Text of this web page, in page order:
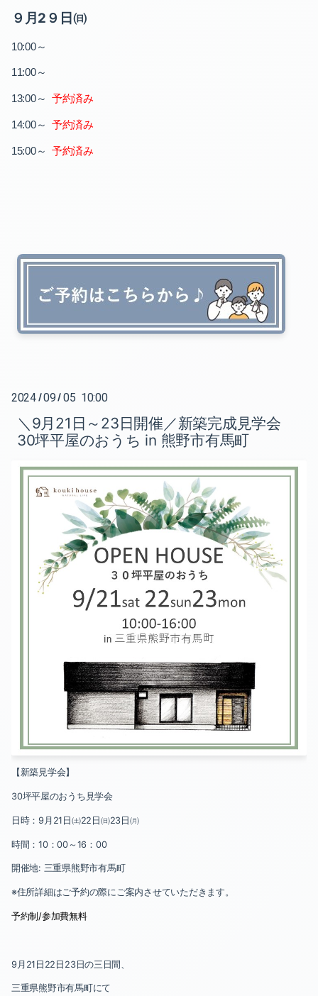
９月2９日㈰
10:00～
11:00～
13:00～ 予約済み
14:00～ 予約済み
15:00～ 予約済み
2024/09 / 05 10:00
＼9月21日～23日開催／新築完成見学会
30坪平屋のおうち in 熊野市有馬町
【新築見学会】
30坪平屋のおうち見学会
日時：9 月 21 日㈯22 日㈰23 日㈪
時間：10：00～ 16 ： 00
開催地: 三重県熊野市有馬町
※住所詳細はご予約の際にご案内させていただきます。
予約制/参加費無料
9 月 21 日 22 日 23日の三日間、
三重県熊野市有馬町にて